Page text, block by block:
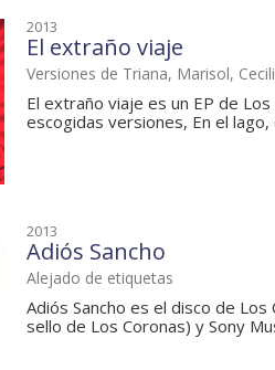
2013
El extraño viaje
Versiones de Triana, Marisol,
El extraño viaje es un EP de
escogidas versiones, En el lago,
2013
Adiós Sancho
Alejado de etiquetas
Adiós Sancho es el disco de
sello de Los Coronas) y Sony